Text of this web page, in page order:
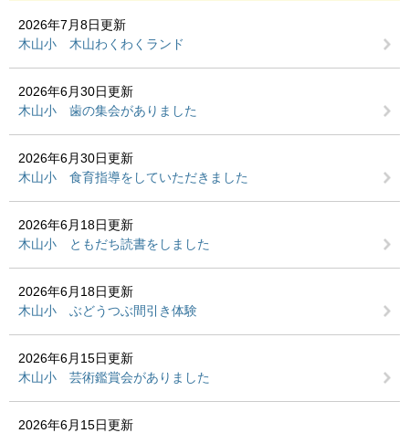
2026年7月8日更新
木山小 木山わくわくランド
2026年6月30日更新
木山小 歯の集会がありました
2026年6月30日更新
木山小 食育指導をしていただきました
2026年6月18日更新
木山小 ともだち読書をしました
2026年6月18日更新
木山小 ぶどうつぶ間引き体験
2026年6月15日更新
木山小 芸術鑑賞会がありました
2026年6月15日更新